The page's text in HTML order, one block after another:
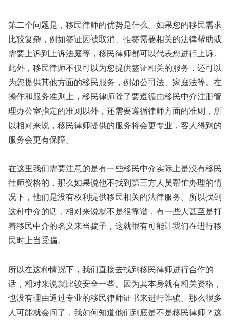
第二个问题是，移民律师的优势是什么。如果您的移民需求
比较复杂，例如签证因被取消、拒签需要相关的法律帮助或
需要上诉到上诉法庭等，移民律师都可以代表您进行上诉。
此外，移民律师不仅可以为您提供签证相关的服务，还可以
为您提供其他方面的移民服务，例如公司法、家庭法等。在
操作和服务准则上，移民律师除了要遵循由移民中介注册管
理办公室指定的准则以外，还需要遵循律师方面的准则，所
以相对来说，移民律师提供的服务将会更专业，客人得到的
服务会更有保障。
在这里我们需要注意的是有一些移民中介实际上是没有移民
律师资格的，那么如果说他不找到第三方人员帮忙办理的情
况下，他们是没有权利提供移民相关的法律服务。所以找到
这种中介的话，相对来说就不是很靠谱，有一些人甚至是打
着移民中介的名义来当骗子，这就很有可能让我们在进行移
民时上当受骗。
所以在这种情况下，我们直接去找到移民律师进行合作的
话，相对来说就比较安全一些。因为其本身就有相关资格，
也没有理由通过专业的移民律师证书来进行诈骗。那么很多
人可能就会问了，我如何知道他们到底是不是移民律师？这